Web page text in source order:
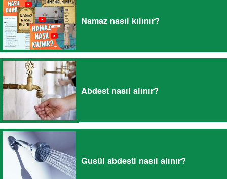
Namaz nasıl kılınır?
Abdest nasıl alınır?
Gusül abdesti nasıl alınır?